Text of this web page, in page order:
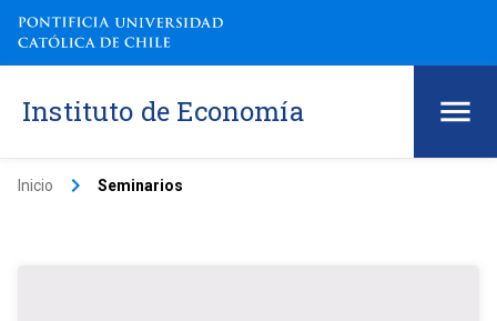
Instituto de Economía
Inicio keyboard_arrow_right Seminarios